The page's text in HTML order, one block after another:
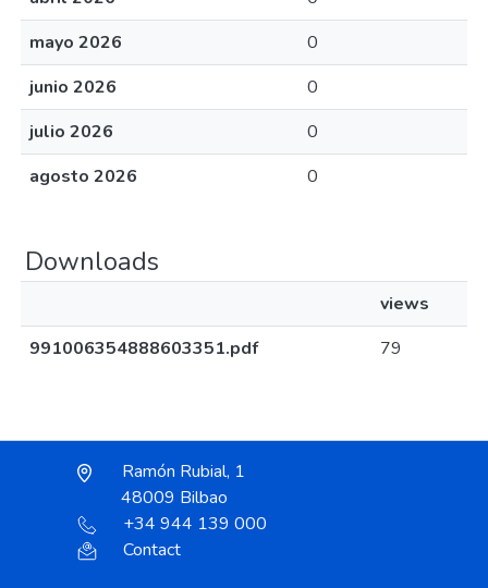
mayo 2026
0
junio 2026
0
julio 2026
0
agosto 2026
0
Downloads
views
991006354888603351.pdf
79
Ramón Rubial, 1
48009 Bilbao
+34 944 139 000
Contact